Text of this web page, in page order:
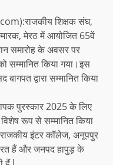
शिक्षक संघ,
मेरठ में आयोजित 65वें
समारोह के अवसर पर
सम्मानित किया गया।इस
द्वारा सम्मानित किया
पुरस्कार 2025 के लिए
रूप से सम्मानित किया
राजकीय इंटर कॉलेज, अनूपपुर
हैं और जनपद हापुड़ के